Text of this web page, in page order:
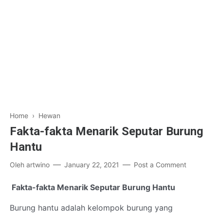
Home › Hewan
Fakta-fakta Menarik Seputar Burung
Hantu
Oleh artwino January 22, 2021 Post a Comment
Fakta-fakta Menarik Seputar Burung Hantu
Burung hantu adalah kelompok burung yang